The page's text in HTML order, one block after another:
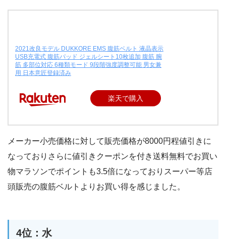
2021改良モデル DUKKORE EMS 腹筋ベルト 液晶表示
USB充電式 腹筋パッド ジェルシート10枚追加 腹筋 腕
筋 多部位対応 6種類モード 9段階強度調整可能 男女兼
用 日本意匠登録済み
楽天で購入
メーカー小売価格に対して販売価格が8000円程値引きに
なっておりさらに値引きクーポンを付き送料無料でお買い
物マラソンでポイントも3.5倍になっておりスーパー等店
頭販売の腹筋ベルトよりお買い得を感じました。
4位：水